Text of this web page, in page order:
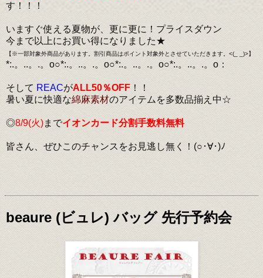
す！！！
いますぐ使える夏物が、更に更に！プライスダウン
今まで以上にお買い得になりました★
【※一部対象外商品があります。割引商品はポイント対象外とさせていただきます。<(_ _)>】
*:.。..。.。o○*:.。..。.。o○*:.。..。.。o○*:.。..。.。o：
そして REACがALL50％OFF ！！
暑い夏に快適な綿麻素材のアイテムを多数品揃え中☆
◎8/9(火)までイオンカード分割手数料無料
皆さん、ぜひこのチャンスをお見逃し無く！(○･∀･)ﾉ
beaure (ビュレ) バッグ 先行予約会